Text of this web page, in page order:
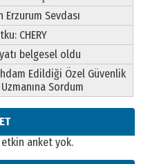
bir Alperen…
yürüdü.!
Terzioğlu!
Sevdası
CHERY
belgesel oldu
Edildiği Özel Güvenlik
Sordum
etkin anket yok.